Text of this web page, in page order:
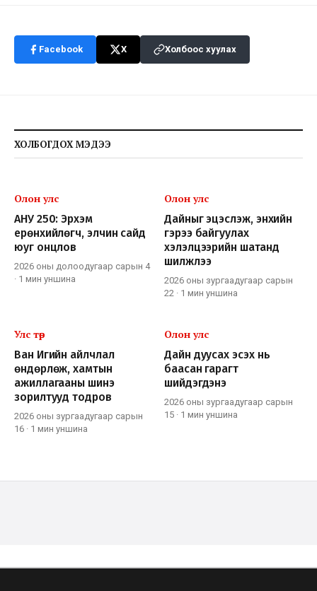
Facebook X Холбоос хуулах
ХОЛБОГДОХ МЭДЭЭ
Олон улс
АНУ 250: Эрхэм
ерөнхийлөгч, элчин сайд
юуг онцлов
2026 оны долоодугаар сарын 4
· 1 мин уншина
Олон улс
Дайныг эцэслэж, энхийн
гэрээ байгуулах
хэлэлцээрийн шатанд
шилжлээ
2026 оны зургаадугаар сарын
22 · 1 мин уншина
Улс төр
Ван Игийн айлчлал
өндөрлөж, хамтын
ажиллагааны шинэ
зорилтууд тодров
2026 оны зургаадугаар сарын
16 · 1 мин уншина
Олон улс
Дайн дуусах эсэх нь
баасан гарагт
шийдэгдэнэ
2026 оны зургаадугаар сарын
15 · 1 мин уншина